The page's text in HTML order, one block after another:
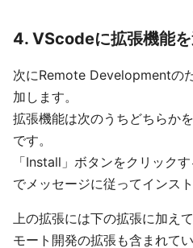
4. VScodeに拡張機能
次にRemote Developmentの
加します。
拡張機能は次のうちどちらか
です。
「Install」ボタンをクリック
でメッセージに従ってインス
上の拡張には下の拡張に加え
モート開発の拡張も含まれてい